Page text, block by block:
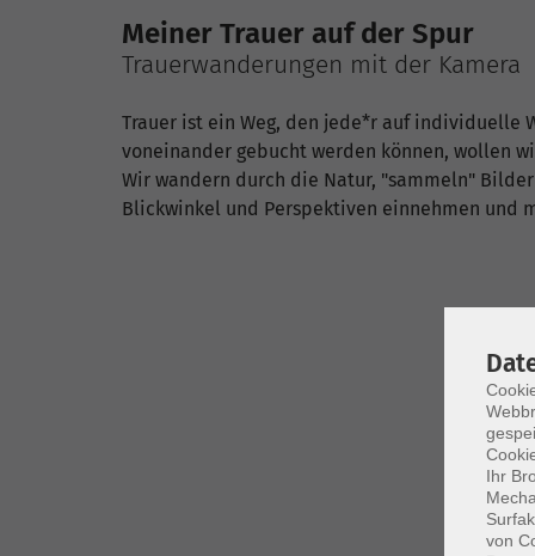
Meiner Trauer auf der Spur
Trauerwanderungen mit der Kamera
Trauer ist ein Weg, den jede*r auf individuelle
voneinander gebucht werden können, wollen
Wir wandern durch die Natur, "sammeln"
Blickwinkel und Perspektiven einnehmen und
Ihr
von